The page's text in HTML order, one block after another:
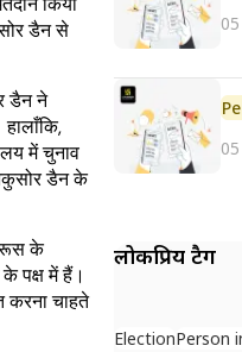
डैन से
डैन ने
में चुनाव
डैन के
रूस के
पक्ष में हैं।
करना चाहते
लोकप्रिय टैग
ElectionPerson